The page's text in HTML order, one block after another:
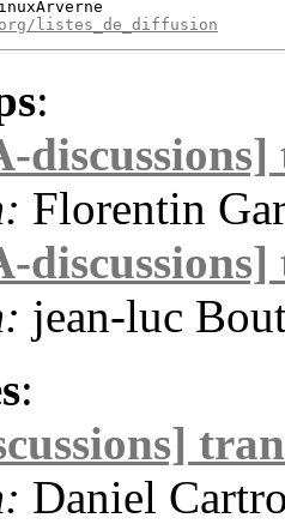
listes_de_diffusion
:
discussions]
Florentin
discussions]
jean-luc
:
Daniel